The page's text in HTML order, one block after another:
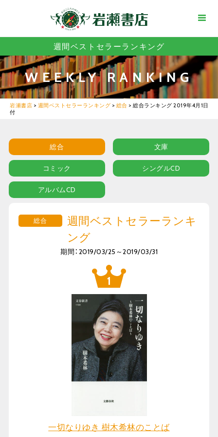
週間ベストセラーランキング
WEEKLY RANKING
岩瀬書店 > 週間ベストセラーランキング > 総合 > 総合ランキング 2019年4月1日
付
総合 文庫
コミック シングルCD
アルバムCD
総合
週間ベストセラーランキ
ング
期間：2019/03/25～2019/03/31
一切なりゆき 樹木希林のことば